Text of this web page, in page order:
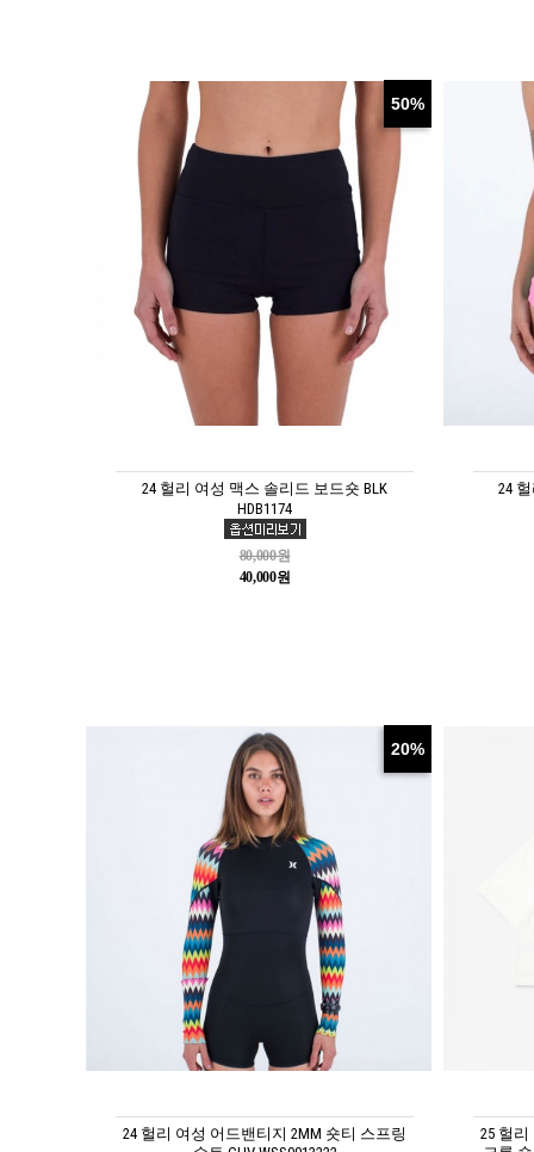
50%
24 헐리 여성 맥스 솔리드 보드숏 BLK
HDB1174
80,000원
40,000원
24
20%
24 헐리 여성 어드밴티지 2MM 숏티 스프링
25 헐